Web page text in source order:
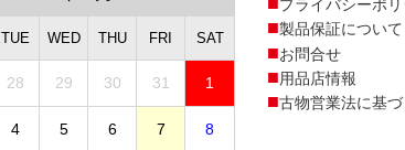
TUE WED THU FRI SAT
28 29 30 31 1
4 5 6 7 8
プライバシーポ
製品保証について
お問合せ
用品店情報
古物営業法に基